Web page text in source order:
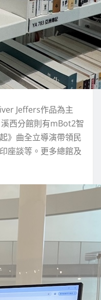
Jeffers作品為主
西分館則有mBot2智
》曲全立導演帶領民
座談等。更多總館及